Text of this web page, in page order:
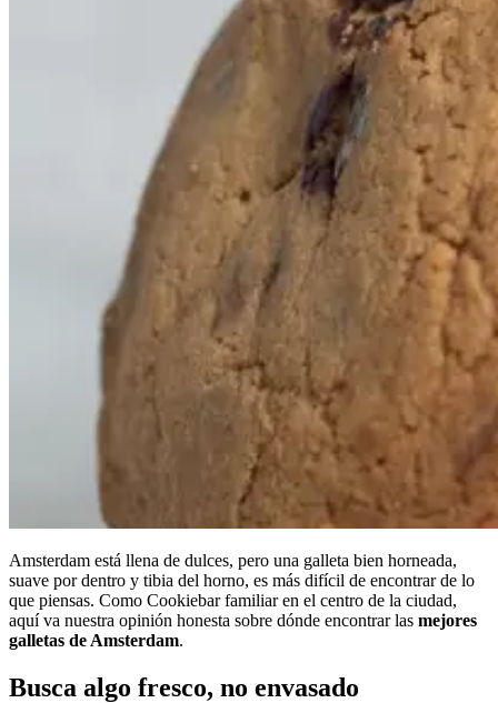
Amsterdam está llena de dulces, pero una galleta bien horneada,
suave por dentro y tibia del horno, es más difícil de encontrar de lo
que piensas. Como Cookiebar familiar en el centro de la ciudad,
aquí va nuestra opinión honesta sobre dónde encontrar las mejores
galletas de Amsterdam.
Busca algo fresco, no envasado